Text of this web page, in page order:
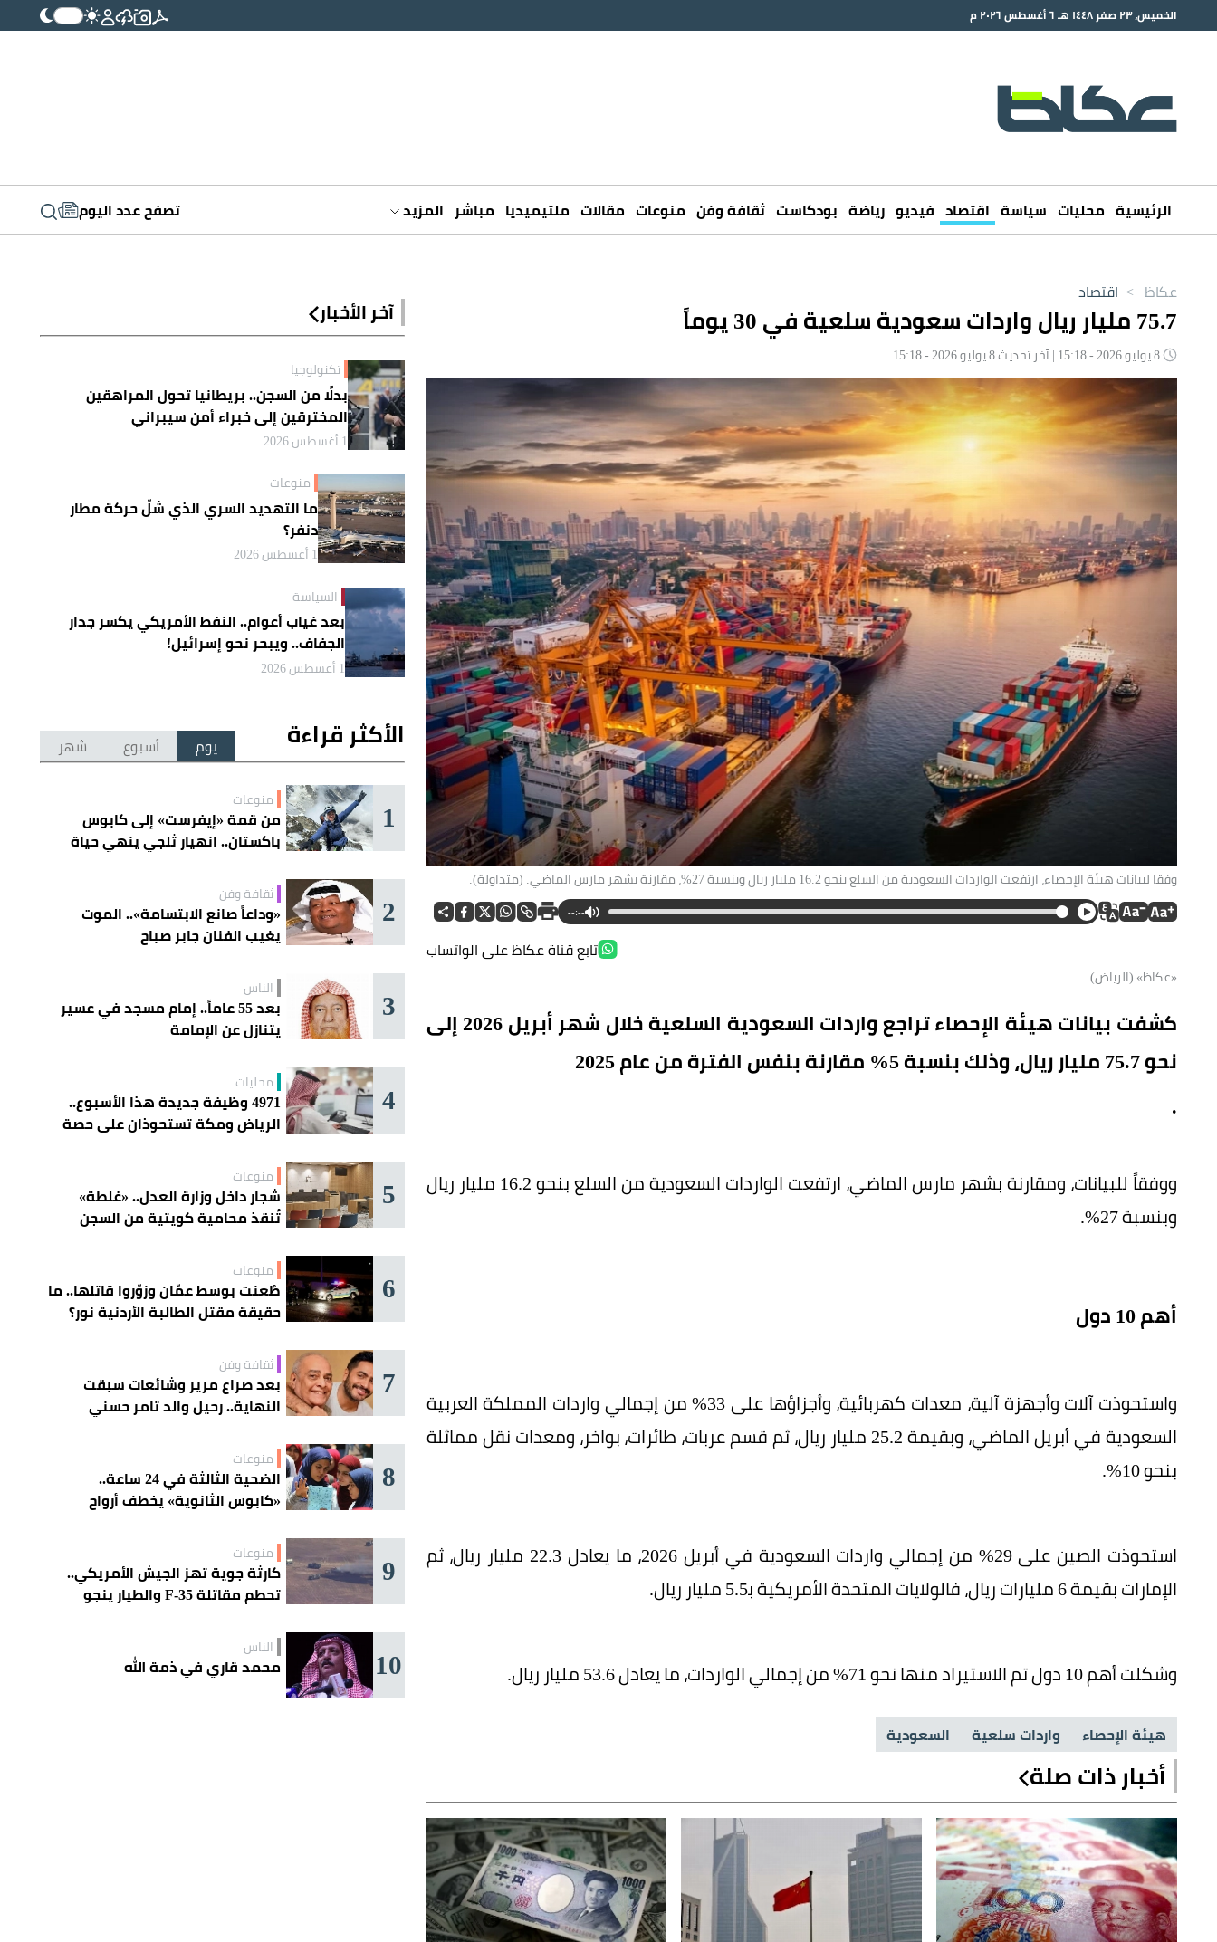
الخميس، ٢٣ صفر ١٤٤٨ هـ ٦ أغسطس ٢٠٢٦ م
الرئيسية محليات سياسة اقتصاد فيديو رياضة بودكاست ثقافة وفن منوعات مقالات ملتيميديا مباشر المزيد تصفح عدد اليوم
عكاظ > اقتصاد
75.7 مليار ريال واردات سعودية سلعية في 30 يوماً
وفقا لبيانات هيئة الإحصاء، ارتفعت الواردات السعودية من السلع بنحو 16.2 مليار ريال وبنسبة 27%، مقارنة بشهر مارس الماضي. (متداولة).
--:--
تابع قناة عكاظ على الواتساب
«عكاظ» (الرياض)
كشفت بيانات هيئة الإحصاء تراجع واردات السعودية السلعية خلال شهر أبريل 2026 إلى
نحو 75.7 مليار ريال، وذلك بنسبة 5% مقارنة بنفس الفترة من عام 2025
.
ووفقاً للبيانات، ومقارنة بشهر مارس الماضي، ارتفعت الواردات السعودية من السلع بنحو 16.2 مليار ريال
وبنسبة 27%.
أهم 10 دول
واستحوذت آلات وأجهزة آلية، معدات كهربائية، وأجزاؤها على 33% من إجمالي واردات المملكة العربية
السعودية في أبريل الماضي، وبقيمة 25.2 مليار ريال، ثم قسم عربات، طائرات، بواخر، ومعدات نقل مماثلة
بنحو 10%.
استحوذت الصين على 29% من إجمالي واردات السعودية في أبريل 2026، ما يعادل 22.3 مليار ريال، ثم
الإمارات بقيمة 6 مليارات ريال، فالولايات المتحدة الأمريكية ﺑ5.5 مليار ريال.
وشكلت أهم 10 دول تم الاستيراد منها نحو 71% من إجمالي الواردات، ما يعادل 53.6 مليار ريال.
هيئة الإحصاء واردات سلعية السعودية
أخبار ذات صلة
آخر الأخبار
تكنولوجيا
بدلًا من السجن.. بريطانيا تحول المراهقين
المخترقين إلى خبراء أمن سيبراني
1 أغسطس 2026
منوعات
ما التهديد السري الذي شلّ حركة مطار
دنفر؟
1 أغسطس 2026
السياسة
بعد غياب أعوام.. النفط الأمريكي يكسر جدار
الجفاف.. ويبحر نحو إسرائيل!
1 أغسطس 2026
الأكثر قراءة يوم أسبوع شهر
1 منوعات
من قمة «إيفرست» إلى كابوس
باكستان.. انهيار ثلجي ينهي حياة
2 ثقافة وفن
«وداعاً صانع الابتسامة».. الموت
يغيب الفنان جابر صباح
3 الناس
بعد 55 عاماً.. إمام مسجد في عسير
يتنازل عن الإمامة
4 محليات
4971 وظيفة جديدة هذا الأسبوع..
الرياض ومكة تستحوذان على حصة
5 منوعات
شجار داخل وزارة العدل.. «غلطة»
تُنقذ محامية كويتية من السجن
6 منوعات
طُعنت بوسط عمّان وزوّروا قاتلها.. ما
حقيقة مقتل الطالبة الأردنية نور؟
7 ثقافة وفن
بعد صراع مرير وشائعات سبقت
النهاية.. رحيل والد تامر حسني
8 منوعات
الضحية الثالثة في 24 ساعة..
«كابوس الثانوية» يخطف أرواح
9 منوعات
كارثة جوية تهز الجيش الأمريكي..
تحطم مقاتلة F-35 والطيار ينجو
10 الناس
محمد قاري في ذمة الله